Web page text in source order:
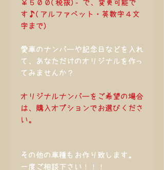
￥５００(税抜)‐で、変更可能で
す♪(アルファベット・英数字４文
字まで)
愛車のナンバーや記念日などを入れ
て、あなただけのオリジナルを作っ
てみませんか？
オリジナルナンバーをご希望の場合
は、購入オプションでお選びくださ
い。
その他の車種もお作り致します。
一度ご相談下さい！！！